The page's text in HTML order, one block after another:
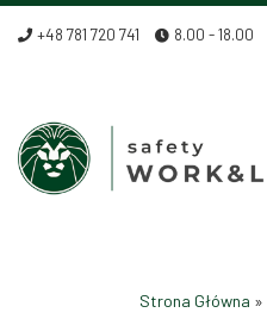
Skip to content
+48 781 720 741 8.00 - 18.00
Strona Główna »